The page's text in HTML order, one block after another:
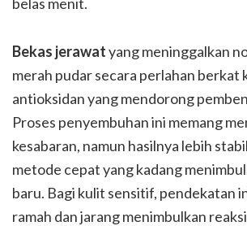
Bekas jerawatyang meninggalkan
merah pudar secara perlahan berkat
antioksidan yang mendorong
Proses penyembuhan ini memang
kesabaran, namun hasilnya lebih
metode cepat yang kadang
baru. Bagi kulit sensitif, pendekatan
ramah dan jarang menimbulkan